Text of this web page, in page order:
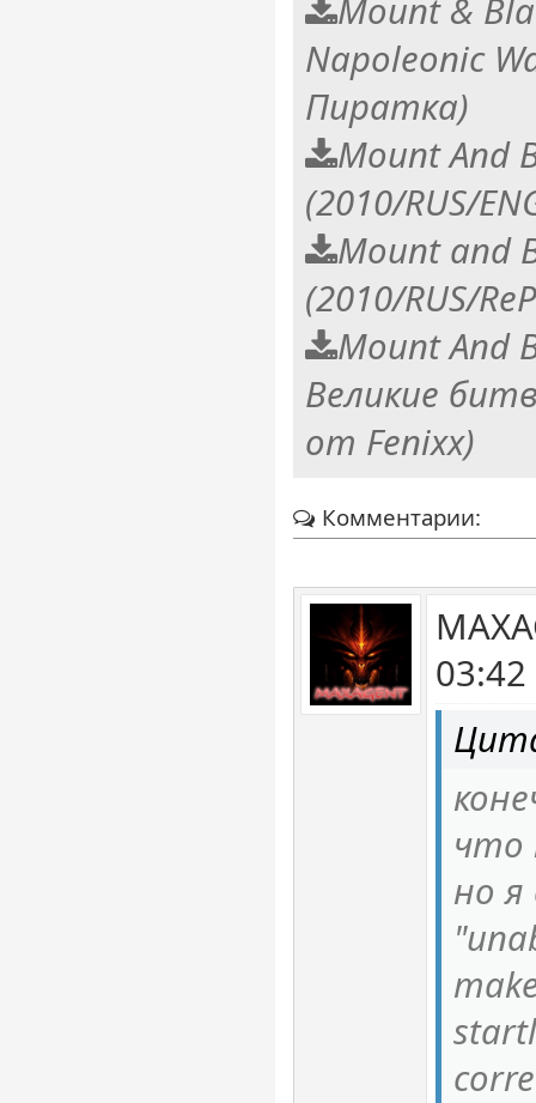
Mount &
Napoleonic
Пиратка)
Mount And
(2010/RUS/
Mount and
(2010/RUS/
Mount And
Великие
от Fenixx)
Комментарии:
что
но